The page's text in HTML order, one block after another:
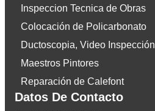
Inspeccion Tecnica de Obras
Colocación de Policarbonato
Ductoscopia, Video Inspección
Maestros Pintores
Reparación de Calefont
Datos De Contacto